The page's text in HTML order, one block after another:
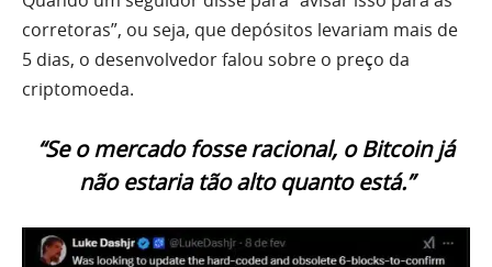
corretoras”, ou seja, que depósitos levariam mais de
5 dias, o desenvolvedor falou sobre o preço da
criptomoeda.
“Se o mercado fosse racional, o Bitcoin já
não estaria tão alto quanto está.”